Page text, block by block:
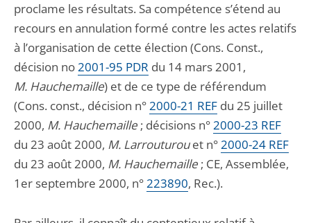
proclame les résultats. Sa compétence s’étend au
recours en annulation formé contre les actes relatifs
à l’organisation de cette élection (Cons. Const.,
décision no2001-95 PDR du 14 mars 2001,
M. Hauchemaille) et de ce type de référendum
(Cons. const., décision n°2000-21 REF du 25 juillet
2000, M. Hauchemaille ; décisions n°2000-23 REF
du 23 août 2000, M. Larrouturouet n°2000-24 REF
du 23 août 2000, M. Hauchemaille ; CE, Assemblée,
1er septembre 2000, n°223890, Rec.).